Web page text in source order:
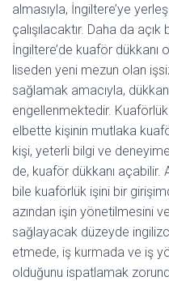
almasıyla, İngiltere’ye
çalışılacaktır. Daha da
İngiltere’de kuaför dükkanı
liseden yeni mezun olan
sağlamak amacıyla,
engellenmektedir.
elbette kişinin mutlaka
kişi, yeterli bilgi ve
de, kuaför dükkanı
bile kuaförlük işini bir
azından işin yönetilmesini
sağlayacak düzeyde
etmede, iş kurmada ve iş
olduğunu ispatlamak